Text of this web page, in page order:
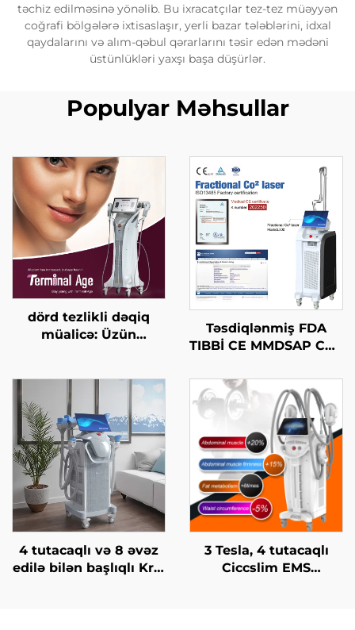
təchiz edilməsinə yönəlib. Bu ixracatçılar tez-tez müəyyən
coğrafi bölgələrə ixtisaslaşır, yerli bazar tələblərini, idxal
qaydalarını və alım-qəbul qərarlarını təsir edən mədəni
üstünlükləri yaxşı başa düşürlər.
Populyar Məhsullar
dörd tezlikli dəqiq
müalicə: Üzün
formalaşdırılması, son
yaş HIFU maşını
Təsdiqlənmiş FDA
TIBBİ CE MMDSAP CO2
Maşını
4 tutacaqlı və 8 əvəz
edilə bilən başlıqlı Krio
3 Tesla, 4 tutacaqlı
Ciccslim EMS